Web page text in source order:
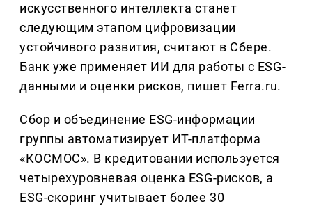
искусственного интеллекта станет
следующим этапом цифровизации
устойчивого развития, считают в Сбере.
Банк уже применяет ИИ для работы с ESG-
данными и оценки рисков, пишет Ferra.ru.
Сбор и объединение ESG-информации
группы автоматизирует ИТ-платформа
«КОСМОС». В кредитовании используется
четырехуровневая оценка ESG-рисков, а
ESG-скоринг учитывает более 30